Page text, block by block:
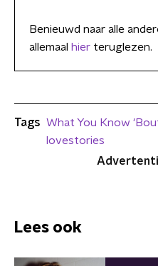
Benieuwd naar alle
allemaal hier teruglezen.
Tags What You Know
lovestories
Lees ook